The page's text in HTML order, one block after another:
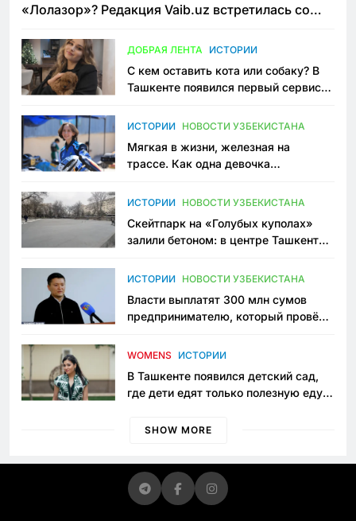
«Лолазор»? Редакция Vaib.uz встретилась со
ДОБРАЯ ЛЕНТА ИСТОРИИ
С кем оставить кота или собаку? В
Ташкенте появился первый сервис
ИСТОРИИ НОВОСТИ УЗБЕКИСТАНА
Мягкая в жизни, железная на
трассе. Как одна девочка
Узбекистане
ИСТОРИИ НОВОСТИ УЗБЕКИСТАНА
Скейтпарк на «Голубых куполах»
залили бетоном: в центре Ташкента
пространство
ИСТОРИИ НОВОСТИ УЗБЕКИСТАНА
Власти выплатят 300 млн сумов
предпринимателю, который провёл
приговору
WOMENS ИСТОРИИ
В Ташкенте появился детский сад,
где дети едят только полезную еду.
просить «кашу без сахара»
SHOW MORE